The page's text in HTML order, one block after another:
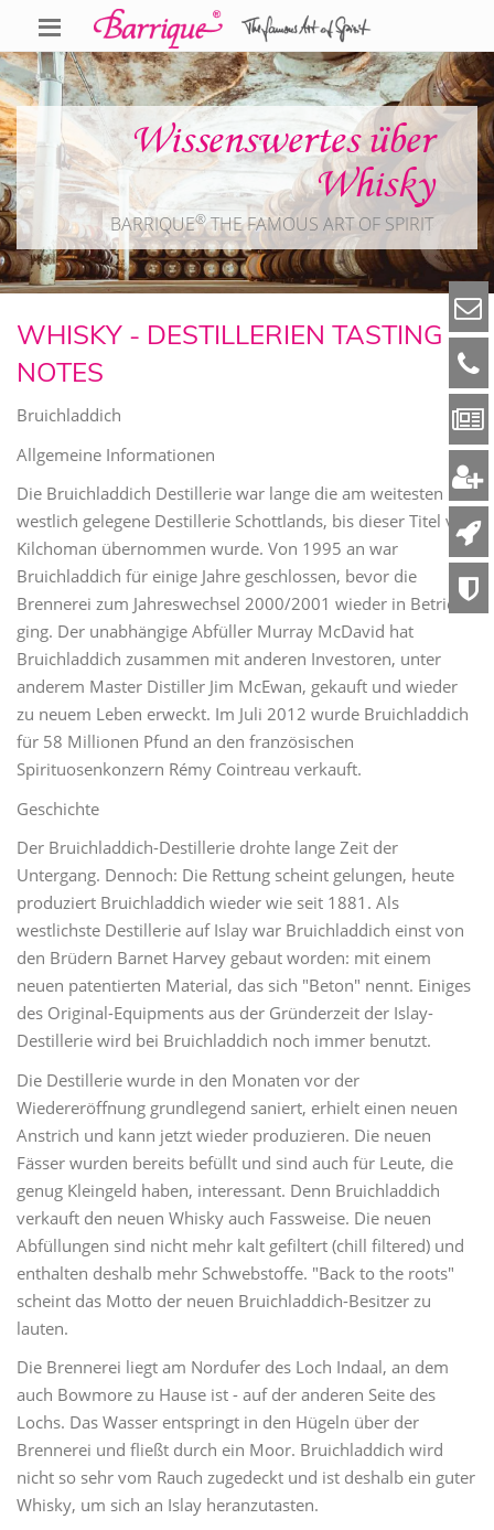
Wissenswertes über
Whisky
BARRIQUE®THE FAMOUS ART OF SPIRIT
WHISKY - DESTILLERIEN TASTING
NOTES
Bruichladdich
Allgemeine Informationen
Die Bruichladdich Destillerie war lange die am weitesten
westlich gelegene Destillerie Schottlands, bis dieser Titel von
Kilchoman übernommen wurde. Von 1995 an war
Bruichladdich für einige Jahre geschlossen, bevor die
Brennerei zum Jahreswechsel 2000/2001 wieder in Betrieb
ging. Der unabhängige Abfüller Murray McDavid hat
Bruichladdich zusammen mit anderen Investoren, unter
anderem Master Distiller Jim McEwan, gekauft und wieder
zu neuem Leben erweckt. Im Juli 2012 wurde Bruichladdich
für 58 Millionen Pfund an den französischen
Spirituosenkonzern Rémy Cointreau verkauft.
Geschichte
Der Bruichladdich-Destillerie drohte lange Zeit der
Untergang. Dennoch: Die Rettung scheint gelungen, heute
produziert Bruichladdich wieder wie seit 1881. Als
westlichste Destillerie auf Islay war Bruichladdich einst von
den Brüdern Barnet Harvey gebaut worden: mit einem
neuen patentierten Material, das sich "Beton" nennt. Einiges
des Original-Equipments aus der Gründerzeit der Islay-
Destillerie wird bei Bruichladdich noch immer benutzt.
Die Destillerie wurde in den Monaten vor der
Wiedereröffnung grundlegend saniert, erhielt einen neuen
Anstrich und kann jetzt wieder produzieren. Die neuen
Fässer wurden bereits befüllt und sind auch für Leute, die
genug Kleingeld haben, interessant. Denn Bruichladdich
verkauft den neuen Whisky auch Fassweise. Die neuen
Abfüllungen sind nicht mehr kalt gefiltert (chill filtered) und
enthalten deshalb mehr Schwebstoffe. "Back to the roots"
scheint das Motto der neuen Bruichladdich-Besitzer zu
lauten.
Die Brennerei liegt am Nordufer des Loch Indaal, an dem
auch Bowmore zu Hause ist - auf der anderen Seite des
Lochs. Das Wasser entspringt in den Hügeln über der
Brennerei und fließt durch ein Moor. Bruichladdich wird
nicht so sehr vom Rauch zugedeckt und ist deshalb ein guter
Whisky, um sich an Islay heranzutasten.